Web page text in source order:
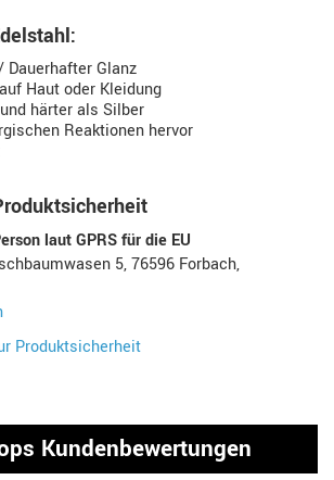
Dauerhafter Glanz
Haut oder Kleidung
härter als Silber
Reaktionen hervor
laut GPRS für die EU
5, 76596 Forbach,
Produktsicherheit
Kundenbewertungen